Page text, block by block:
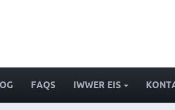
FAQS IWWER EIS